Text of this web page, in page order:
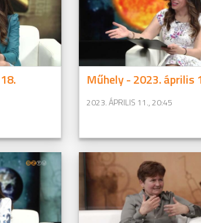
Műhely - 2023. április
2023. ÁPRILIS 11., 20:45